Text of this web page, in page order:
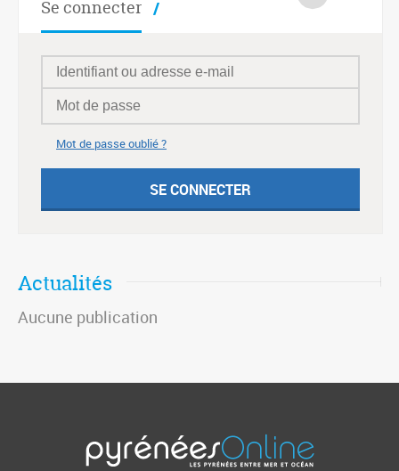
Se connecter
Mot de passe oublié ?
Actualités
Aucune publication